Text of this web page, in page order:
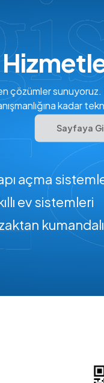
çözümler
kadar
Sayfaya
açma
ev sistemleri